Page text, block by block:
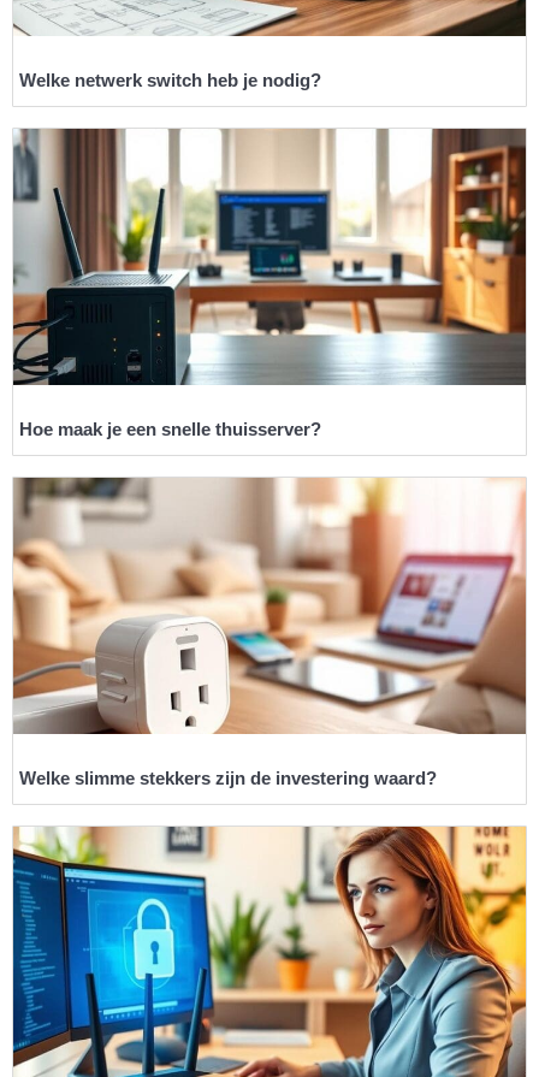
Welke netwerk switch heb je nodig?
Hoe maak je een snelle thuisserver?
Welke slimme stekkers zijn de investering waard?